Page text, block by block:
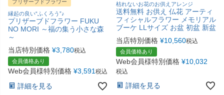
プリザーブドフラワー
縁起の良い“ふくろう”♪
プリザーブドフラワー FUKU
NO MORI ～福の集う小さな森
～
当店特別価格 ¥3,780税込
会員価格あり
Web会員様特別価格 ¥3,591 税込
詳細を見る
枯れないお花のお供えアレンジ
送料無料 お供え 仏花 アーティ
フィシャルフラワー メモリアル
ブーケ LLサイズ お盆 初盆 新盆
当店特別価格 ¥10,560税込
会員価格あり
Web会員様特別価格 ¥10,032
税込
詳細を見る